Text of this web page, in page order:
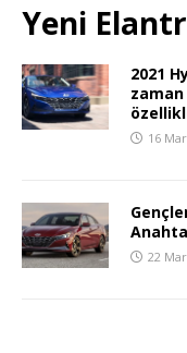
Yeni
2021
zaman
16
22